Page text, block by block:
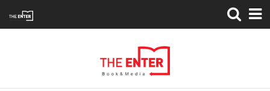
Toggle
navigation